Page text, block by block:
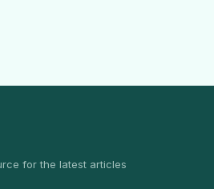
for the latest articles